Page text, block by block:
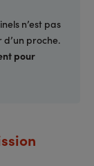
n’est pas
d’un proche.
pour